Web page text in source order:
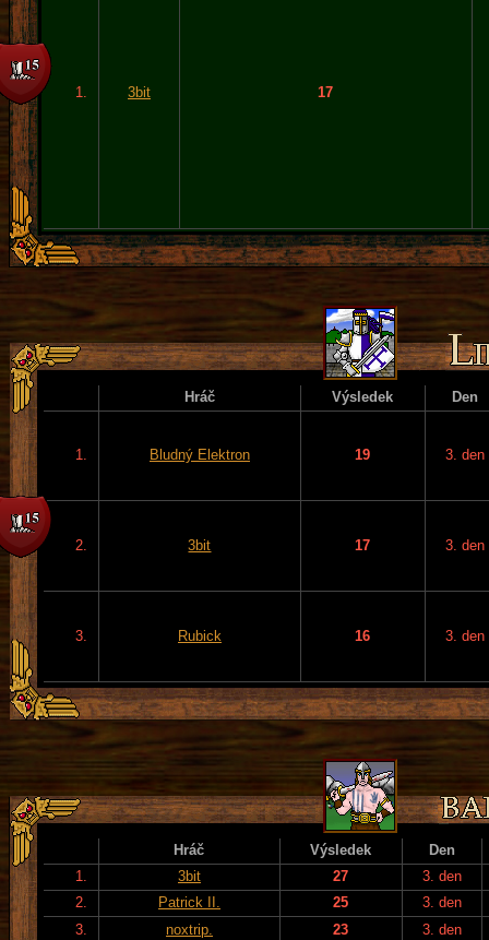
1. 3bit 17
Hráč Výsledek Den
1. Bludný Elektron 19 3. den
2. 3bit 17 3. den
3. Rubick 16 3. den
Hráč Výsledek
Den
1.
3bit 27
3. den
2.
Patrick II. 25
3. den
3.
noxtrip. 23
3. den